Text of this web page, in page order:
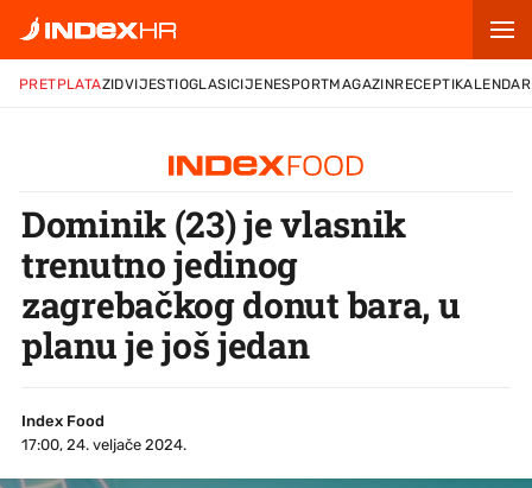
PRETPLATAZIDVIJESTIOGLASICIJENESPORTMAGAZINRECEPTIKALENDAR
Dominik (23) je vlasnik
trenutno jedinog
zagrebačkog donut bara, u
planu je još jedan
Index Food
17:00, 24. veljače 2024.